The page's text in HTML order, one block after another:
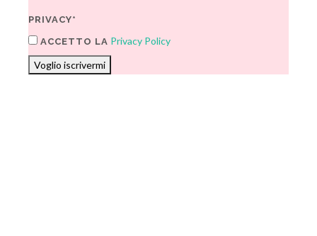
PRIVACY*
ACCETTO LA Privacy Policy
Voglio iscrivermi